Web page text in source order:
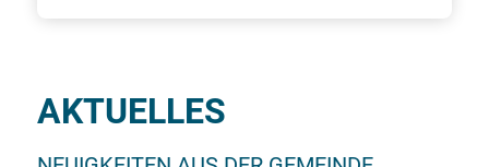
AKTUELLES